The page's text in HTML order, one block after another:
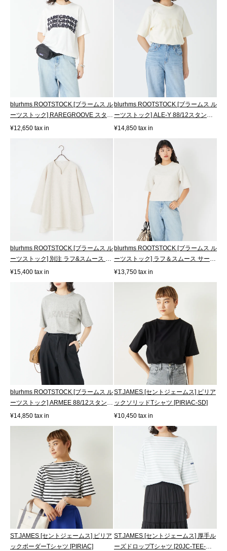
blurhms ROOTSTOCK [ブラームス ル
ーツストック] RAREGROOVE スタン
ダード...
¥12,650 tax in
blurhms ROOTSTOCK [ブラームス ル
ーツストック] ALE-Y 88/12スタンダ
ード...
¥14,850 tax in
blurhms ROOTSTOCK [ブラームス ル
ーツストック] 別注 ラフ&スムース サ
ー...
¥15,400 tax in
blurhms ROOTSTOCK [ブラームス ル
ーツストック] ラフ＆スムース サーマ
ル...
¥13,750 tax in
blurhms ROOTSTOCK [ブラームス ル
ーツストック] ARMEE 88/12スタンダ
ード...
¥14,850 tax in
ST.JAMES [セントジェームス] ピリア
ックソリッドTシャツ [PIRIAC-SD]
¥10,450 tax in
ST.JAMES [セントジェームス] ピリア
ックボーダーTシャツ [PIRIAC]
ST.JAMES [セントジェームス] 厚手ル
ーズドロップTシャツ [20JC-TEE-